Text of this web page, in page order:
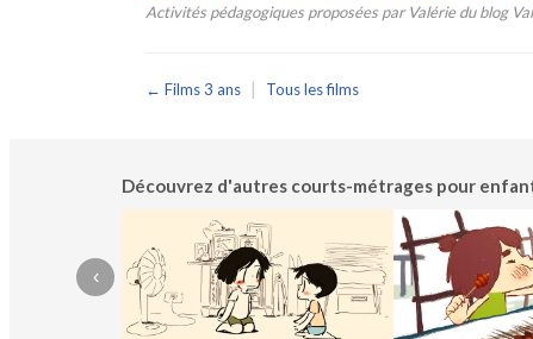
Activités pédagogiques proposées par Valérie du blog
← Films 3 ans | Tous les films
Découvrez d'autres courts-métrages pour
‹